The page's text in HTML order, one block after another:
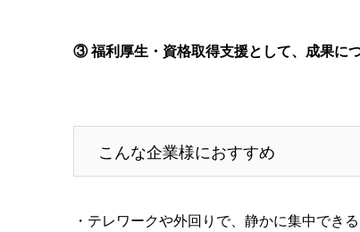
③ 福利厚生・資格取得支援として、成果に
こんな企業様におすすめ
・テレワークや外回りで、静かに集中でき